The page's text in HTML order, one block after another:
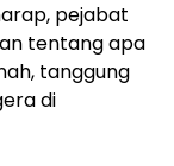
pejabat
tentang apa
tanggung
di